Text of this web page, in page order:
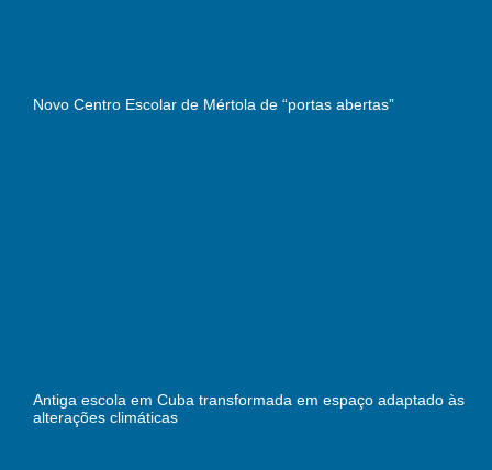
Novo Centro Escolar de Mértola de “portas abertas”
Antiga escola em Cuba transformada em espaço adaptado às
alterações climáticas